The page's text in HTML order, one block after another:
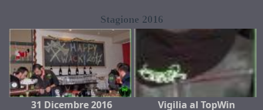
Stagione 2016
31 Dicembre 2016
Vigilia al TopWin